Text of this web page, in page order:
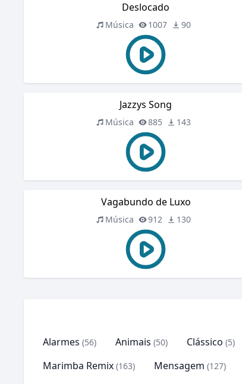
Deslocado
Música 1007 90
Jazzys Song
Música 885 143
Vagabundo de Luxo
Música 912 130
Alarmes (56) Animais (50) Clássico (5)
Marimba Remix (163) Mensagem (127)